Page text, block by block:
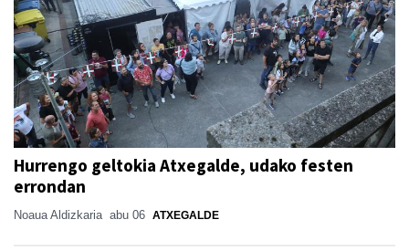
Hurrengo geltokia Atxegalde, udako festen
errondan
Noaua Aldizkaria abu 06 ATXEGALDE